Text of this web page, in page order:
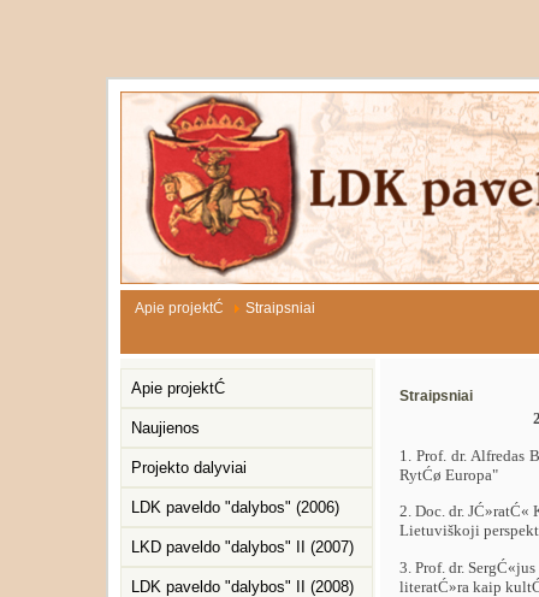
Apie projektĆ Straipsniai
Straipsniai
1. Prof. dr.
RytĆø Europa"
2. Doc. dr.
Lietuviškoji
3. Prof. dr.
literatĆ»ra kaip
Apie projektĆ
Naujienos
Projekto dalyviai
LDK paveldo "dalybos" (2006)
LKD paveldo "dalybos" II (2007)
LDK paveldo "dalybos" II (2008)